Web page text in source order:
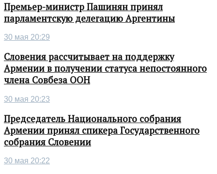
Премьер-министр Пашинян принял
парламентскую делегацию Аргентины
30 мая 20:29
Словения рассчитывает на поддержку
Армении в получении статуса непостоянного
члена Совбеза ООН
30 мая 20:23
Председатель Национального собрания
Армении принял спикера Государственного
собрания Словении
30 мая 20:22